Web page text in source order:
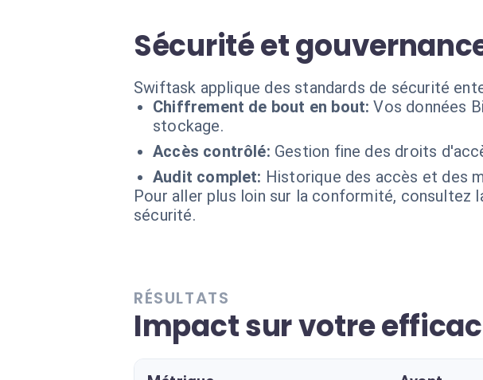
Sécurité et
Swiftask applique des standards de sécurité
Chiffrement de bout en bout: Vos données
stockage.
Accès contrôlé: Gestion fine des droits
Audit complet: Historique des accès et des
Pour aller plus loin sur la conformité, consultez
sécurité.
RÉSULTATS
Impact sur votre